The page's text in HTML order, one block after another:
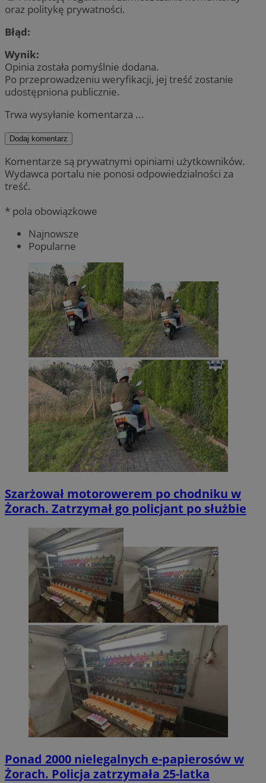
oraz politykę prywatności.
Błąd:
Wynik:
Opinia została pomyślnie dodana.
Po przeprowadzeniu weryfikacji, jej treść zostanie
udostępniona publicznie.
Trwa wysyłanie komentarza ...
Dodaj komentarz
Komentarze są prywatnymi opiniami użytkowników.
Wydawca portalu nie ponosi odpowiedzialności za
treść.
* pola obowiązkowe
Najnowsze
Popularne
Szarżował motorowerem po chodniku w
Żorach. Zatrzymał go policjant po służbie
Ponad 2000 nielegalnych e-papierosów w
Żorach. Policja zatrzymała 25-latka